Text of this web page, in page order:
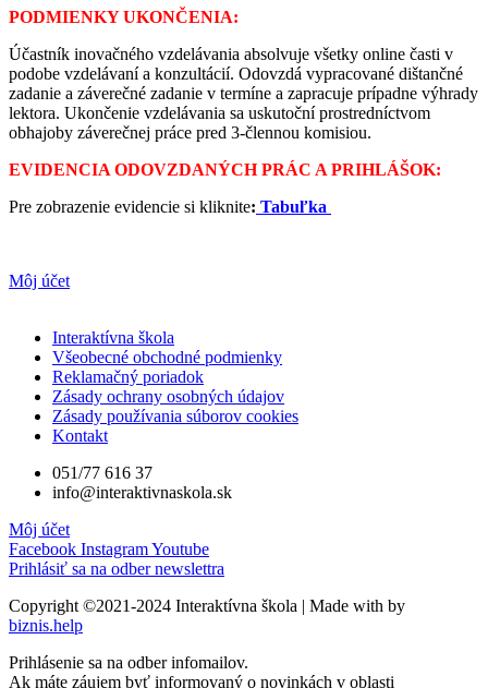
PODMIENKY UKONČENIA:
Účastník inovačného vzdelávania absolvuje všetky online časti v
podobe vzdelávaní a konzultácií. Odovzdá vypracované dištančné
zadanie a záverečné zadanie v termíne a zapracuje prípadne výhrady
lektora. Ukončenie vzdelávania sa uskutoční prostredníctvom
obhajoby záverečnej práce pred 3-člennou komisiou.
EVIDENCIA ODOVZDANÝCH PRÁC A PRIHLÁŠOK:
Pre zobrazenie evidencie si kliknite: Tabuľka
Môj účet
Interaktívna škola
Všeobecné obchodné podmienky
Reklamačný poriadok
Zásady ochrany osobných údajov
Zásady používania súborov cookies
Kontakt
051/77 616 37
info@interaktivnaskola.sk
Môj účet
Facebook InstagramYoutube
Prihlásiť sa na odber newslettra
Copyright ©2021-2024 Interaktívna škola | Made with by
biznis.help
Prihlásenie sa na odber infomailov.
Ak máte záujem byť informovaný o novinkách v oblasti